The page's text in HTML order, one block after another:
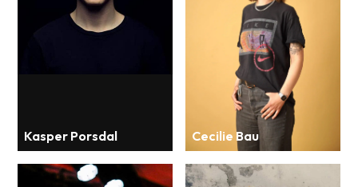
Kasper Porsdal Cecilie Bau